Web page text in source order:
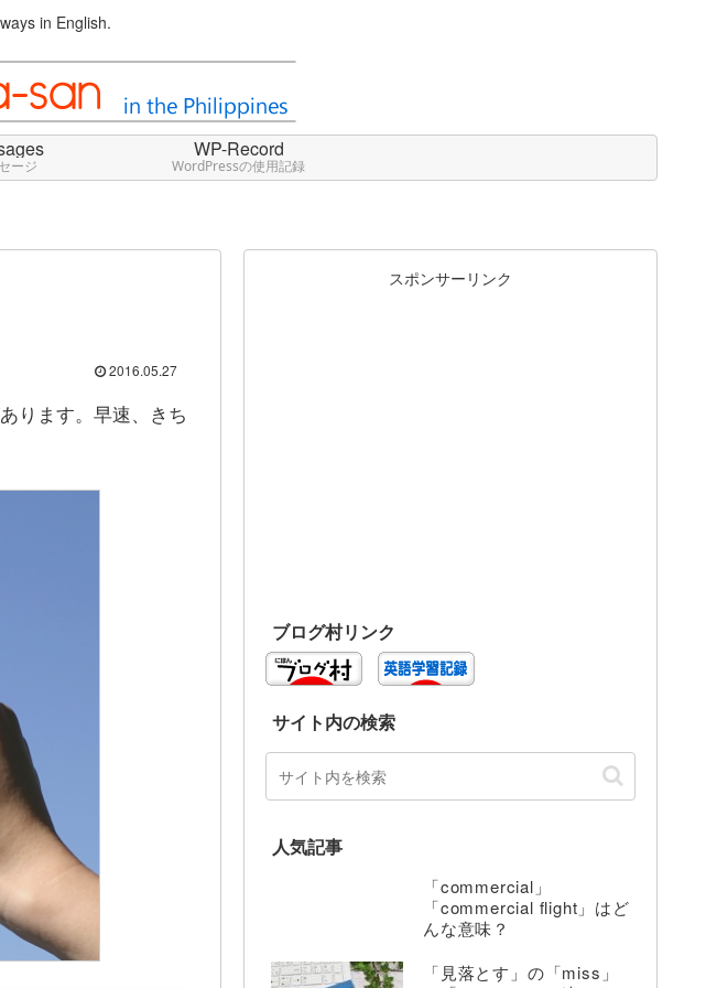
in English.
ージ
WP-Record
WordPressの使用記録
2016.05.27
ります。早速、きち
スポンサーリンク
ブログ村リンク
サイト内の検索
人気記事
「commercial」
「commercial flight」はど
んな意味？
「見落とす」の「miss」